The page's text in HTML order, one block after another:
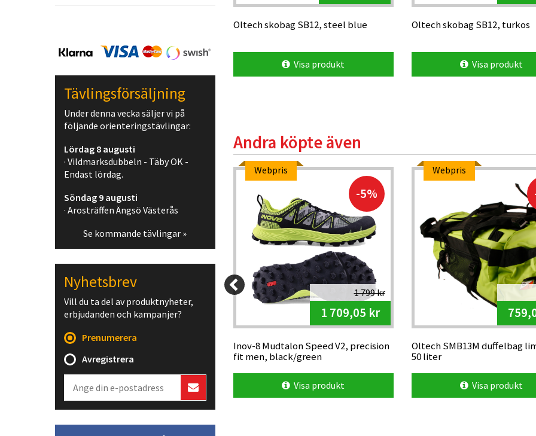
Oltech skobag SB12, steel blue
Visa produkt
Oltech skobag SB12, turkos
Visa produkt
Andra köpte även
25 kr
Maurten drinkmix 160, 40 gram
Visa produkt
Webpris
-5%
1 799 kr
1 709,05 kr
Inov-8 Mudtalon Speed V2, precision
fit men, black/green
Visa produkt
Webpris
Oltech SMB13M duffelbag
50 liter
Visa produkt
Tävlingsförsäljning
Under denna vecka säljer vi på
följande orienteringstävlingar:
Lördag 8 augusti
· Vildmarksdubbeln - Täby OK -
Endast lördag.
Söndag 9 augusti
· Arosträffen Ängsö Västerås
Se kommande tävlingar »
Nyhetsbrev
Vill du ta del av produktnyheter,
erbjudanden och kampanjer?
Prenumerera
Avregistrera